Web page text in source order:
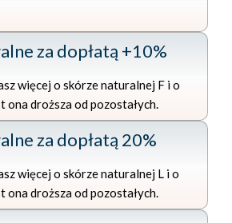
za dopłatą +10%
więcej o skórze naturalnej F i o
ona droższa od pozostałych.
za dopłatą 20%
więcej o skórze naturalnej L i o
ona droższa od pozostałych.